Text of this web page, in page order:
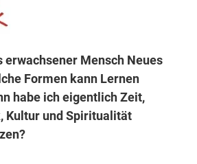
erwachsener Mensch Neues
Formen kann Lernen
habe ich eigentlich Zeit,
Kultur und Spiritualität